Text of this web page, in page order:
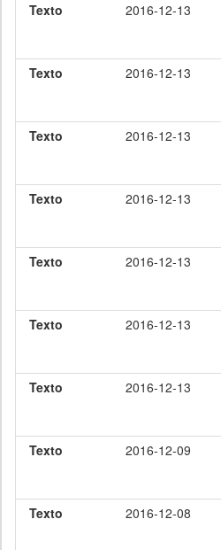
Texto
2016-12-13
Texto
2016-12-13
Texto
2016-12-13
Texto
2016-12-13
Texto
2016-12-13
Texto
2016-12-13
Texto
2016-12-13
Texto
2016-12-09
Texto
2016-12-08